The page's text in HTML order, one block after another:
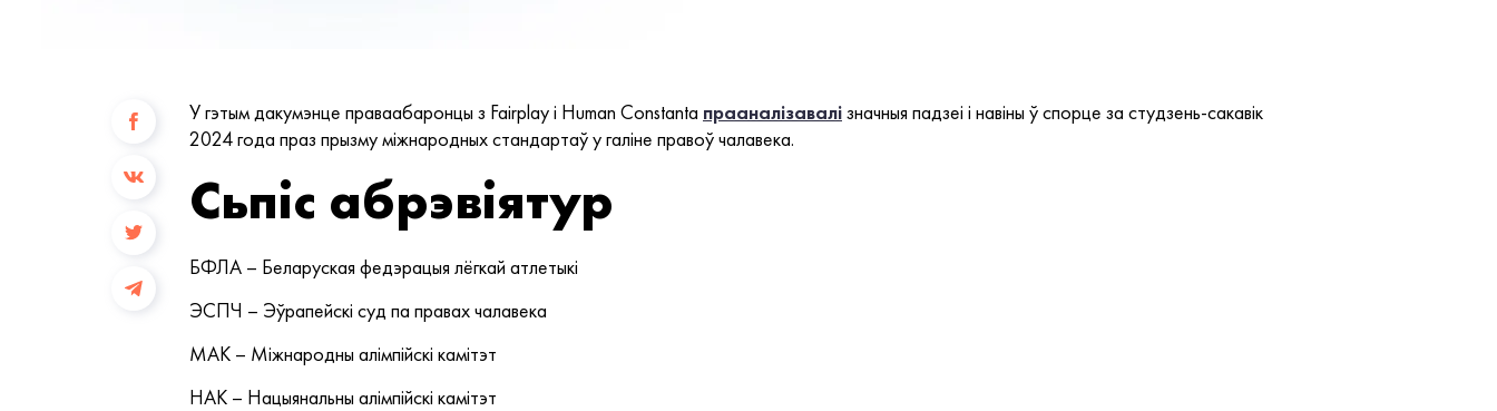
У гэтым дакумэнце праваабаронцы з Fairplay і Human Constanta прааналізавалізначныя падзеі і навіны ў спорце за студзень-сакавік
2024 года праз прызму міжнародных стандартаў у галіне правоў чалавека.
Сьпіс абрэвіятур
БФЛА – Беларуская федэрацыя лёгкай атлетыкі
ЭСПЧ – Эўрапейскі суд па правах чалавека
МАК – Міжнародны алімпійскі камітэт
НАК – Нацыянальны алімпійскі камітэт